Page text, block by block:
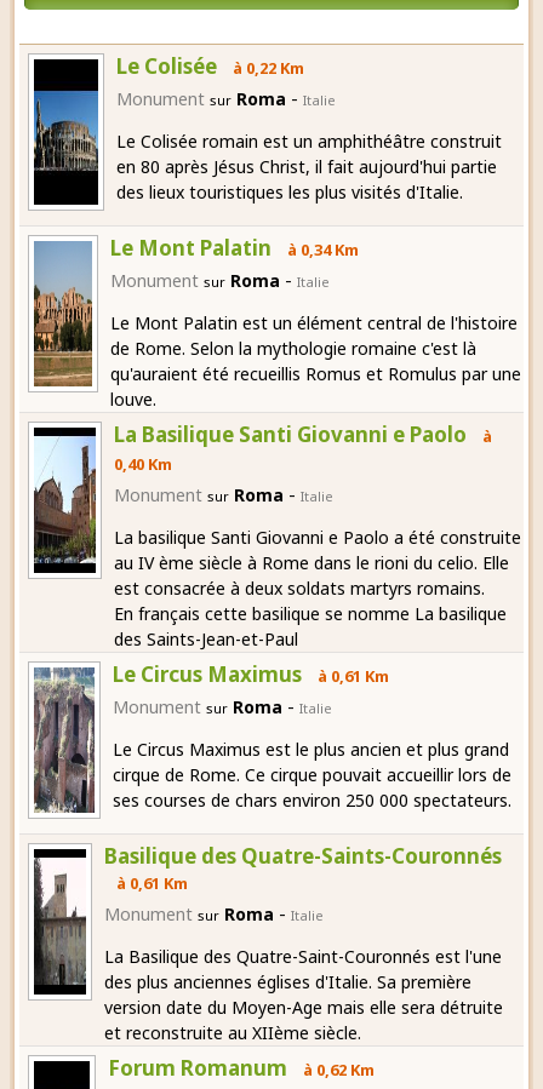
Le Colisée à 0,22 Km
Monument sur Roma - Italie
Le Colisée romain est un amphithéâtre construit
en 80 après Jésus Christ, il fait aujourd'hui partie
des lieux touristiques les plus visités d'Italie.
Le Mont Palatin à 0,34 Km
Monument sur Roma -Italie
Le Mont Palatin est un élément central de l'histoire
de Rome. Selon la mythologie romaine c'est là
qu'auraient été recueillis Romus et Romulus par une
louve.
La Basilique Santi Giovanni e Paolo
à
0,40 Km
Monument sur Roma - Italie
La basilique Santi Giovanni e Paolo a été construite
au IV ème siècle à Rome dans le rioni du celio. Elle
est consacrée à deux soldats martyrs romains.
En français cette basilique se nomme La basilique
des Saints-Jean-et-Paul
Le Circus Maximus à 0,61 Km
Monument sur Roma - Italie
Le Circus Maximus est le plus ancien et plus grand
cirque de Rome. Ce cirque pouvait accueillir lors de
ses courses de chars environ 250 000 spectateurs.
Basilique des Quatre-Saints-Couronnés
à 0,61 Km
Monument sur Roma - Italie
La Basilique des Quatre-Saint-Couronnés est l'une
des plus anciennes églises d'Italie. Sa première
version date du Moyen-Age mais elle sera détruite
et reconstruite au XIIème siècle.
Forum Romanum à 0,62 Km